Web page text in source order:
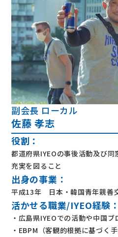
副会長 ローカル
佐藤 孝志
役割：
都道府県IYEOの事後活動及び
充実を図ること ​
出身の事業：
平成13年 日本・韓国青年親善
活かせる職業/IYEO経験：
・広島県IYEOでの活動や中国
・EBPM（客観的根拠に基づく